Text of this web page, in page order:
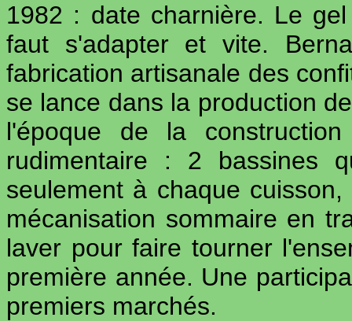
1982 : date charnière. Le
faut s'adapter et vite.
fabrication artisanale des
se lance dans la production
l'époque de la
rudimentaire : 2 bassines
seulement à chaque
mécanisation sommaire en
laver pour faire tourner
première année. Une
premiers marchés.